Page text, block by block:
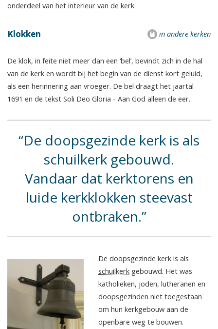
onderdeel van het interieur van de kerk.
in andere kerken
Klokken
De klok, in feite niet meer dan een ‘bel’, bevindt zich in de hal
van de kerk en wordt bij het begin van de dienst kort geluid,
als een herinnering aan vroeger. De bel draagt het jaartal
1691 en de tekst Soli Deo Gloria - Aan God alleen de eer.
De doopsgezinde kerk is als
schuilkerk gebouwd.
Vandaar dat kerktorens en
luide kerkklokken steevast
ontbraken.
De doopsgezinde kerk is als
schuilkerkgebouwd. Het was
katholieken, joden, lutheranen en
doopsgezinden niet toegestaan
om hun kerkgebouw aan de
openbare weg te bouwen.